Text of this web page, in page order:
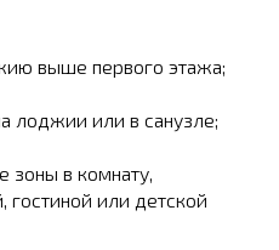
выше первого этажа;
лоджии или в санузле;
зоны в комнату,
гостиной или детской